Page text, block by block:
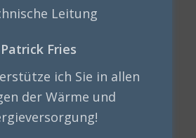
Leitung
Patrick Fries
ich Sie in allen
der Wärme und